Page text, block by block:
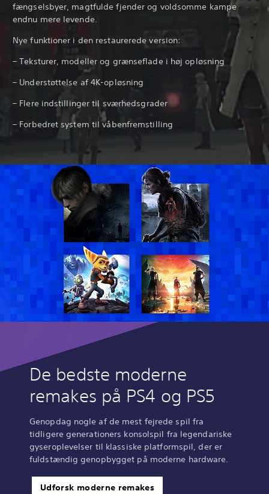
fængselsbyer, magtfulde fjender og voldsomme kampe
endnu mere levende.
Nye funktioner i den restaurerede version:
– Teksturer, modeller og grænseflade i høj opløsning
– Understøttelse af 4K-opløsning
– Flere indstillinger til sværhedsgrader
– Forbedret system til våbenfremstilling
De bedste moderne
remakes på PS4 og PS5
Genopdag nogle af de mest fejrede spil fra
tidligere generationers konsolspil fra legendariske
gyseroplevelser til klassiske platformspil, der er
fuldstændig genopbygget på moderne hardware.
Udforsk moderne remakes